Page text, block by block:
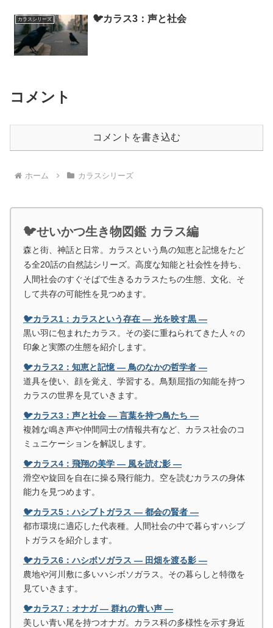
カラスシリーズ 🐦カラス3：声と社会
コメント
コメントを書き込む
ホーム カラスシリーズ
🐦せいかつ生き物図鑑 カラス編
森と街、神話と日常。カラスという鳥の知恵と記憶をたど
る全20話の自然誌シリーズ。高度な知能と社会性を持ち、
人間社会のすぐそばで生きるカラスたちの生態、文化、そ
して共存の可能性を見つめます。
🐦カラス1：カラスという存在 ― 光を映す黒 ―
黒い羽に包まれたカラス。その姿に重ねられてきた人々の
印象と実際の生態を紹介します。
🐦カラス2：知恵と記憶 ― 鳥のなかの哲学者 ―
道具を使い、顔を覚え、学習する。鳥類屈指の知能を持つ
カラスの世界を見ていきます。
🐦カラス3：声と社会 ― 言葉を持つ鳥たち ―
複雑な鳴き声や仲間同士の情報共有など、カラス社会のコ
ミュニケーションを解説します。
🐦カラス4：飛翔の美学 ― 風を読む影 ―
滑空や旋回を自在に操る飛行能力。空を読むカラスの身体
能力を見つめます。
🐦カラス5：ハシブトガラス ― 都会の賢者 ―
都市環境に適応した代表種。人間社会の中で暮らすハシブ
トガラスを紹介します。
🐦カラス6：ハシボソガラス ― 田畑を渡る影 ―
農地や河川敷に多いハシボソガラス。その暮らしと特徴を
見ていきます。
🐦カラス7：オナガ ― 群れの青い声 ―
美しい青い尾を持つオナガ。カラス科の多様性を示す身近